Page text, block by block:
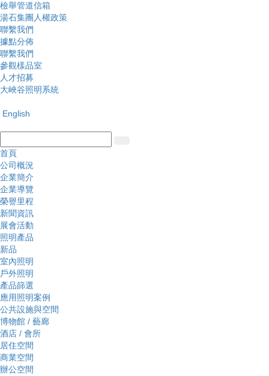
檢舉管道信箱
湯石集團人權政策
聯繫我們
據點分佈
聯繫我們
參觀樣品室
人才招募
大峽谷照明系統
English
首頁
公司概況
企業簡介
企業導覽
榮譽里程
新聞資訊
展會活動
照明產品
新品
室內照明
戶外照明
產品篩選
應用照明案例
公共設施與空間
博物館 / 藝廊
酒店 / 會所
居住空間
商業空間
辦公空間